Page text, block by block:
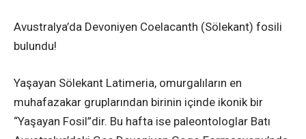
Avustralya’da Devoniyen Coelacanth (Sölekant) fosili
bulundu!
Yaşayan Sölekant Latimeria, omurgalıların en
muhafazakar gruplarından birinin içinde ikonik bir
“Yaşayan Fosil”dir. Bu hafta ise paleontologlar Batı